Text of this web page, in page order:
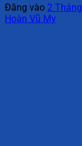
Đăng vào 2
Hoàn Vũ My